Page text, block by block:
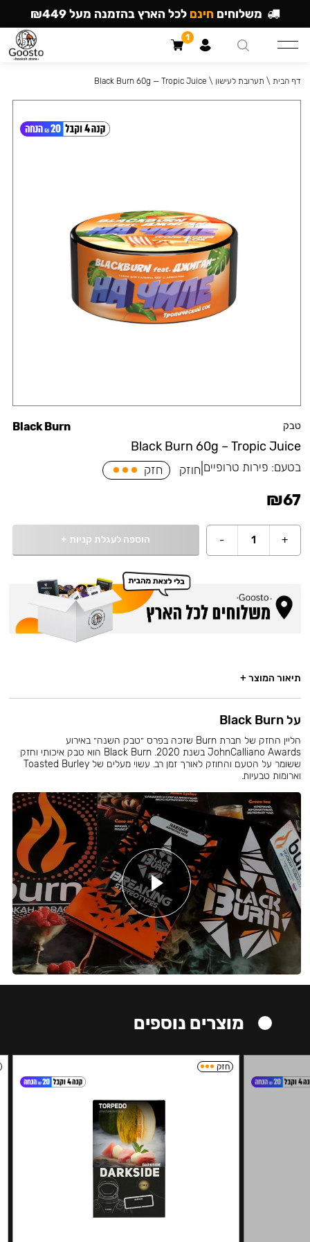
טבק
Black Burn 60g – Tropic Juice
Black Burn
בטעם: פירות טרופיים חוזק חזק
₪67
+
1
- הוספה לעגלת קניות +
דף הבית \ תערובת לעישון \
Black Burn 60g — Tropic Juice
תיאור המוצר +
על Black Burn
הליין החזק של חברת Burn שזכה בפרס ״טבק השנה״ באירוע
JohnCalliano Awards בשנת 2020. Black Burn הוא טבק איכותי וחזק
ששומר על הטעם והחוזק לאורך זמן רב. עשוי מעלים של Toasted Burley
וארומות טבעיות.
מוצרים נוספים
חזק
משלוחים חינם לכל הארץ בהזמנה מעל ₪449
1